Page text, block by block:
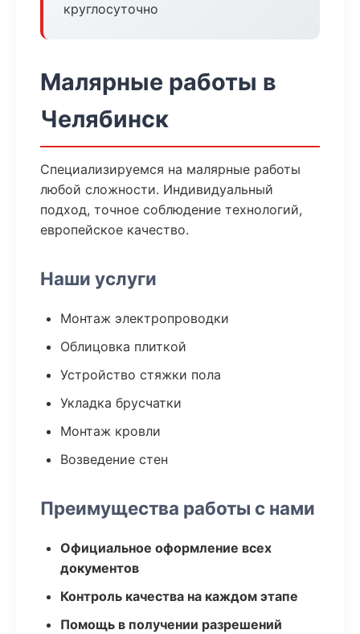
круглосуточно
Малярные работы в
Челябинск
Специализируемся на малярные работы
любой сложности. Индивидуальный
подход, точное соблюдение технологий,
европейское качество.
Наши услуги
Монтаж электропроводки
Облицовка плиткой
Устройство стяжки пола
Укладка брусчатки
Монтаж кровли
Возведение стен
Преимущества работы с нами
Официальное оформление всех
документов
Контроль качества на каждом этапе
Помощь в получении разрешений